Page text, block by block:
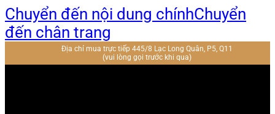
Chuyển đến nội dung chínhChuyển
đến chân trang
Địa chỉ mua trực tiếp 445/8 Lạc Long Quân, P5, Q11
(vui lòng gọi trước khi qua)